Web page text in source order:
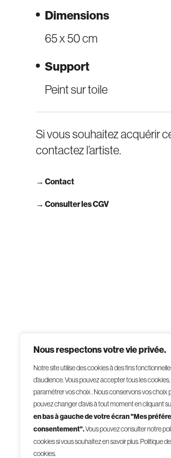
Nous respectons votre vie privée.
Notre site utilise des cookies à des fins
d’audience. Vous pouvez accepter tous les
paramétrer vos choix . Nous conservons vos choix
pouvez changer d’avis à tout moment en cliquant
en bas à gauche de votre écran "Mes
consentement".Vous pouvez consulter notre
cookies si vous souhaitez en savoir plus.Politique
cookies.
Dimensions
65 x 50 cm
Support
Peint sur toile
Si vous souhaitez acquérir
contactez l’artiste.
→ Contact
→ Consulter les CGV